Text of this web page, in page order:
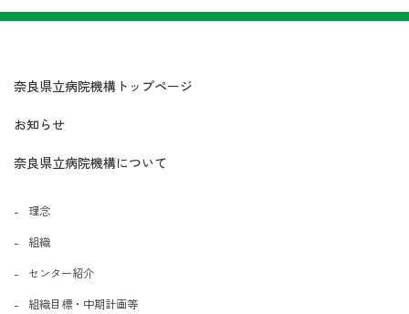
奈良県立病院機構トップページ
お知らせ
奈良県立病院機構について
理念
組織
センター紹介
組織目標・中期計画等